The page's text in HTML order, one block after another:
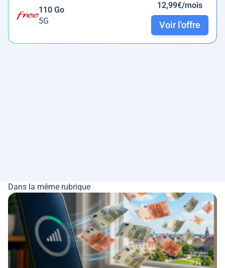
110 Go
5G
12,99€/mois
Voir l'offre
Dans la même rubrique